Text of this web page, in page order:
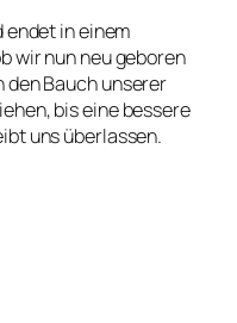
endet in einem
wir nun neu geboren
den Bauch unserer
bis eine bessere
uns überlassen.